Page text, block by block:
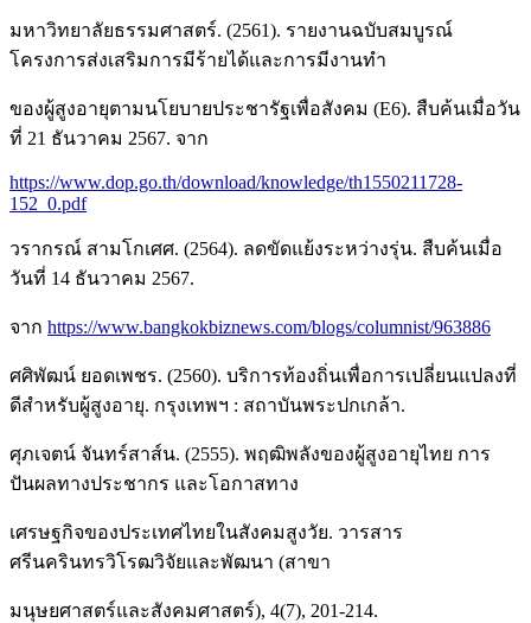
มหาวิทยาลัยธรรมศาสตร์. (2561). รายงานฉบับสมบูรณ์
โครงการส่งเสริมการมีร้ายได้และการมีงานทำ
ของผู้สูงอายุตามนโยบายประชารัฐเพื่อสังคม (E6). สืบค้นเมื่อวัน
ที่ 21 ธันวาคม 2567. จาก
https://www.dop.go.th/download/knowledge/th1550211728-
152_0.pdf
วรากรณ์ สามโกเศศ. (2564). ลดขัดแย้งระหว่างรุ่น. สืบค้นเมื่อ
วันที่ 14 ธันวาคม 2567.
จาก https://www.bangkokbiznews.com/blogs/columnist/963886
ศศิพัฒน์ ยอดเพชร. (2560). บริการท้องถิ่นเพื่อการเปลี่ยนแปลงที่
ดีสำหรับผู้สูงอายุ. กรุงเทพฯ : สถาบันพระปกเกล้า.
ศุภเจตน์ จันทร์สาส์น. (2555). พฤฒิพลังของผู้สูงอายุไทย การ
ปันผลทางประชากร และโอกาสทาง
เศรษฐกิจของประเทศไทยในสังคมสูงวัย. วารสาร
ศรีนครินทรวิโรฒวิจัยและพัฒนา (สาขา
มนุษยศาสตร์และสังคมศาสตร์), 4(7), 201-214.